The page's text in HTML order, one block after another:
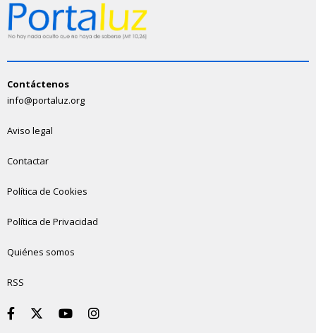
Contáctenos
info@portaluz.org
Aviso legal
Contactar
Política de Cookies
Política de Privacidad
Quiénes somos
RSS